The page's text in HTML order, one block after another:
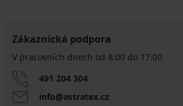
Zákaznická podpora
V pracovních dnech od 8:00 do 17:00
491 204 304
info@astratex.cz